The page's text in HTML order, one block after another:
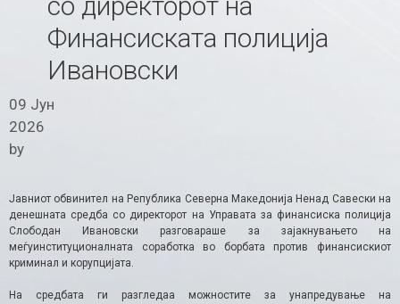
Финансиската полиција
Ивановски
09 Јун
2026
by
Јавниот обвинител на Република Северна Македонија Ненад Савески на
денешната средба со директорот на Управата за финансиска полиција
Слободан Ивановски разговараше за зајакнувањето на
меѓуинституционалната соработка во борбата против финансискиот
криминал и корупцијата.
На средбата ги разгледаа можностите за унапредување на